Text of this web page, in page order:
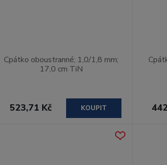
Cpátko oboustranné; 1,0/1,8 mm;
17,0 cm TiN
523,71 Kč KOUPIT